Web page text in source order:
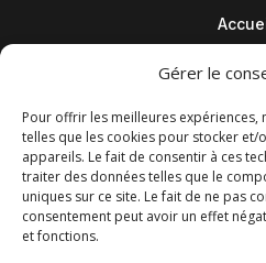
Gérer le
Pour offrir les meilleures
telles que les cookies pour stocker
appareils. Le fait de consentir à ces
traiter des données telles que le
uniques sur ce site. Le fait de ne pas
consentement peut avoir un effet
et fonctions.